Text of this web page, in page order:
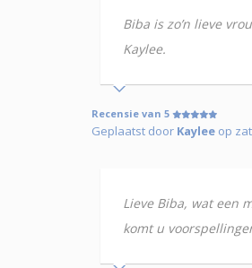
Biba is zo’n lieve
Kaylee.
Recensie van 5
Geplaatst door Kaylee op
Lieve Biba, wat een
komt u